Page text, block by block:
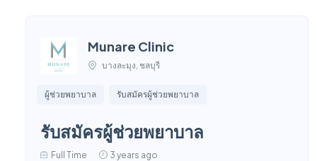
Munare Clinic
บางละมุง, ชลบุรี
ผู้ช่วยพยาบาล รับสมัครผู้ช่วยพยาบาล
รับสมัครผู้ช่วยพยาบาล
Full Time 3 years ago